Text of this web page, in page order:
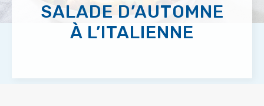
SALADE D’AUTOMNE
À L’ITALIENNE